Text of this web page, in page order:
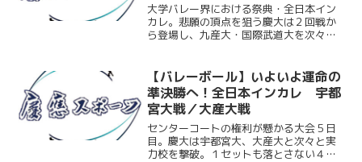
大学バレー界における祭典・全日本イン
カレ。悲願の頂点を狙う慶大は２回戦か
ら登場し、九産大・国際武道大を次々と
バレーボール大学男子選手権大会 ２回
戦 慶大vs九州産業...
【バレーボール】いよいよ運命の
準決勝へ！全日本インカレ 宇都
宮大戦／大産大戦
センターコートの権利が懸かる大会５日
目。慶大は宇都宮大、大産大と次々と実
力校を撃破。１セットも落とさない４戦